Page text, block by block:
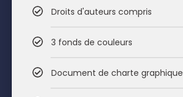
Droits d'auteurs compris
3 fonds de couleurs
Document de charte graphique